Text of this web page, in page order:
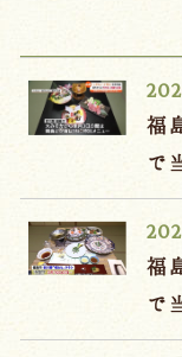
福
で
福
で
空室カ
会議・団体
お知らせ
お問い合わせ
予約確認・